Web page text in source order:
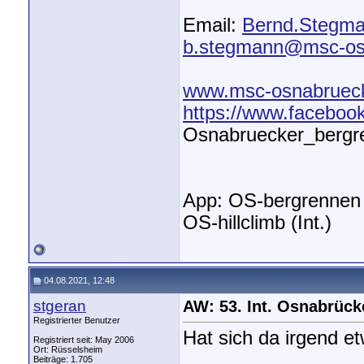
Email:
b.stegmann@msc-
www.msc-
https://
App: OS-bergrennen
OS-hillclimb (Int.)
04.08.2021, 12:48
stgeran
Registrierter Benutzer
Registriert seit: May 2006
Ort: Rüsselsheim
Beiträge: 1.705
AW: 53. Int.
Hat sich da irgend